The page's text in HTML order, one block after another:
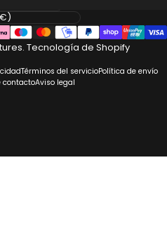
Tecnología de Shopify
Términos del servicioPolítica de envío
contactoAviso legal